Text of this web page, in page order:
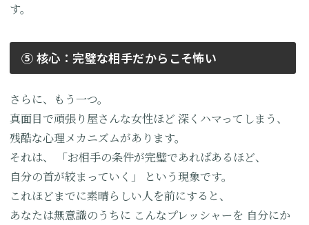
す。
⑤ 核心：完璧な相手だからこそ怖い
さらに、もう一つ。
真面目で頑張り屋さんな女性ほど 深くハマってしまう、
残酷な心理メカニズムがあります。
それは、
「お相手の条件が完璧であればあるほど、
自分の首が絞まっていく」
という現象です。
これほどまでに素晴らしい人を前にすると、
あなたは無意識のうちに こんなプレッシャーを 自分にか